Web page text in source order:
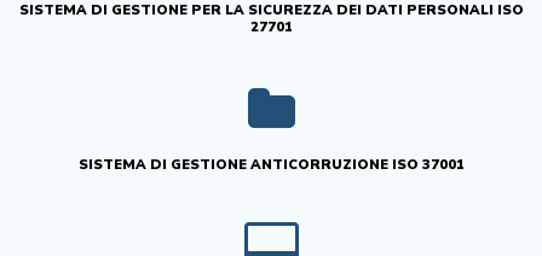
SISTEMA DI GESTIONE PER LA SICUREZZA DEI DATI PERSONALI ISO
27701
SISTEMA DI GESTIONE ANTICORRUZIONE ISO 37001